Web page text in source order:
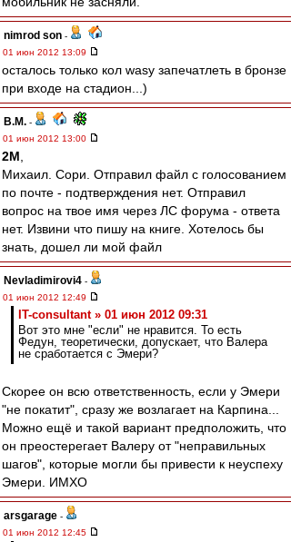
nimrod son -
01 июн 2012 13:09
осталось только кол wasy запечатлеть в бронзе
при входе на стадион...)
В.М. -
01 июн 2012 13:00
2M
Михаил. Сори. Отправил файл с голосованием
по почте - подтверждения нет. Отправил
вопрос на твое имя через ЛС форума - ответа
нет. Извини что пишу на книге. Хотелось бы
знать, дошел ли мой файл
Nevladimirovi4 -
01 июн 2012 12:49
IT-consultant » 01 июн 2012 09:31
Вот это мне "если" не нравится. То есть
Федун, теоретически, допускает, что Валера
не сработается с Эмери?
Скорее он всю ответственность, если у Эмери
"не покатит", сразу же возлагает на Карпина...
Можно ещё и такой вариант предположить, что
он преостерегает Валеру от "неправильных
шагов", которые могли бы привести к неуспеху
Эмери. ИМХО
arsgarage -
01 июн 2012 12:45